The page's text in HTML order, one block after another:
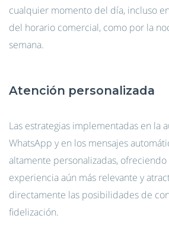
cualquier momento del día, incluso
del horario comercial, como por la
semana.
Atención personalizada
Las estrategias implementadas en la
WhatsApp y en los mensajes
altamente personalizadas, ofreciendo
experiencia aún más relevante y
directamente las posibilidades de
fidelización.